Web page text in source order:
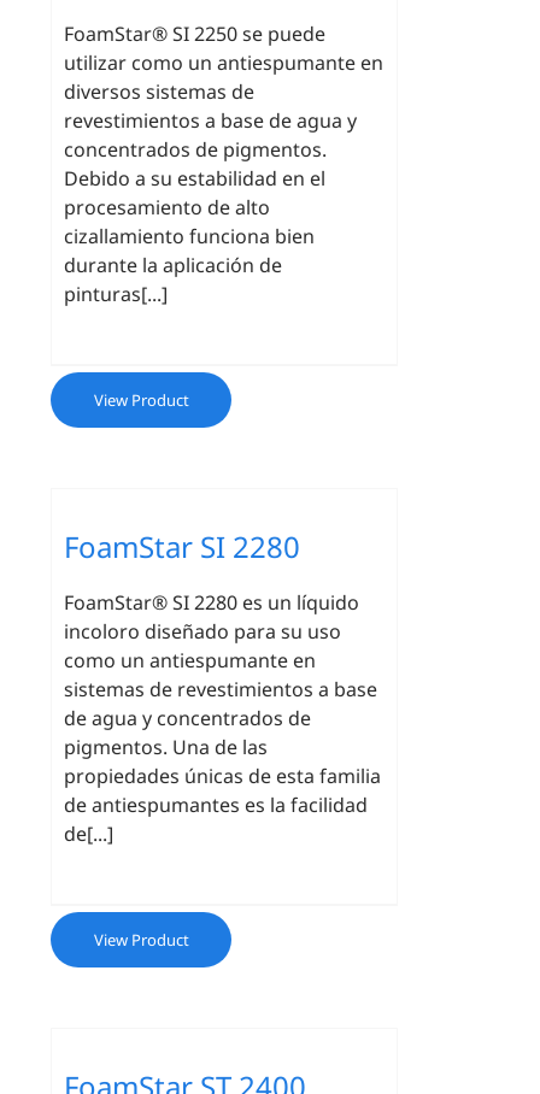
FoamStar® SI 2250 se puede
utilizar como un antiespumante en
diversos sistemas de
revestimientos a base de agua y
concentrados de pigmentos.
Debido a su estabilidad en el
procesamiento de alto
cizallamiento funciona bien
durante la aplicación de
pinturas[...]
View Product
FoamStar SI 2280
FoamStar® SI 2280 es un líquido
incoloro diseñado para su uso
como un antiespumante en
sistemas de revestimientos a base
de agua y concentrados de
pigmentos. Una de las
propiedades únicas de esta familia
de antiespumantes es la facilidad
de[...]
View Product